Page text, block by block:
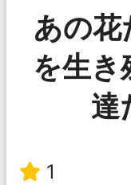
あの花
を生き
達
1